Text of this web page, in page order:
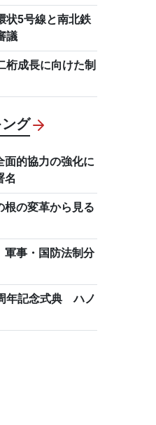
状5号線と南北鉄
議
桁成長に向けた制
グ
面的協力の強化に
名
根の変革から見る
軍事・国防法制分
年記念式典 ハノ